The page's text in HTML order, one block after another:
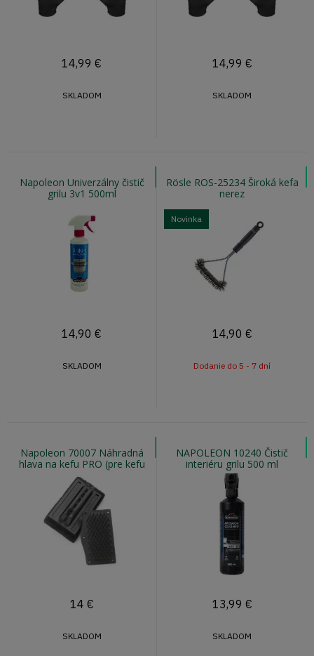
14,99 €
SKLADOM
14,99 €
SKLADOM
Napoleon Univerzálny čistič
grilu 3v1 500ml
14,90 €
SKLADOM
Rösle ROS-25234 Široká kefa
nerez
Novinka
14,90 €
Dodanie do 5 - 7 dní
Napoleon 70007 Náhradná
hlava na kefu PRO (pre kefu
62035)
14 €
SKLADOM
NAPOLEON 10240 Čistič
interiéru grilu 500 ml
13,99 €
SKLADOM